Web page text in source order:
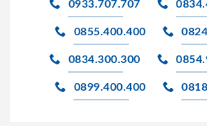
0933.707.707
0855.400.400
0834.300.300
0899.400.400